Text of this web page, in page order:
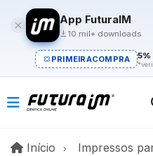
App FuturaIM
10 mil+ downloads
PRIMEIRACOMPRA 5%
Início InícioImpressos